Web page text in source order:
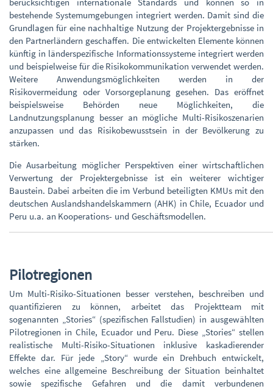
bestehende Systemumgebungen integriert werden. Damit sind die
Grundlagen für eine nachhaltige Nutzung der Projektergebnisse in
den Partnerländern geschaffen. Die entwickelten Elemente können
künftig in länderspezifische Informationssysteme integriert werden
und beispielweise für die Risikokommunikation verwendet werden.
Weitere Anwendungsmöglichkeiten werden in der
Risikovermeidung oder Vorsorgeplanung gesehen. Das eröffnet
beispielsweise Behörden neue Möglichkeiten, die
Landnutzungsplanung besser an mögliche Multi-Risikoszenarien
anzupassen und das Risikobewusstsein in der Bevölkerung zu
stärken.
Die Ausarbeitung möglicher Perspektiven einer wirtschaftlichen
Verwertung der Projektergebnisse ist ein weiterer wichtiger
Baustein. Dabei arbeiten die im Verbund beteiligten KMUs mit den
deutschen Auslandshandelskammern (AHK) in Chile, Ecuador und
Peru u.a. an Kooperations- und Geschäftsmodellen.
Pilotregionen
Um Multi-Risiko-Situationen besser verstehen, beschreiben und
quantifizieren zu können, arbeitet das Projektteam mit
sogenannten „Stories“ (spezifischen Fallstudien) in ausgewählten
Pilotregionen in Chile, Ecuador und Peru. Diese „Stories“ stellen
realistische Multi-Risiko-Situationen inklusive kaskadierender
Effekte dar. Für jede „Story“ wurde ein Drehbuch entwickelt,
welches eine allgemeine Beschreibung der Situation beinhaltet
sowie spezifische Gefahren und die damit verbundenen